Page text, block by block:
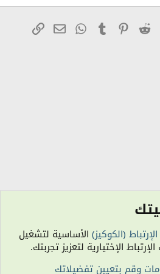
Reddit
Pinterest
Tumblr
WhatsApp
البريدرابط
(الكوكيز) الأساسية لتشغيل
الإختيارية لتعزيز تجربتك.
وقم بتعيين تفضيلاتك